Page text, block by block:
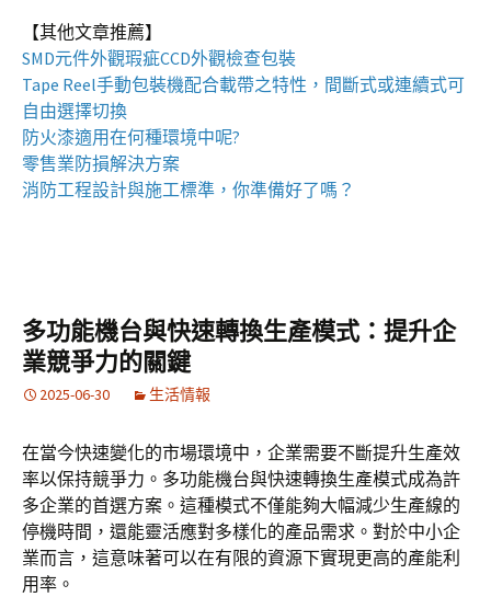
【其他文章推薦】
SMD元件外觀瑕疵CCD外觀檢查包裝
Tape Reel手動包裝機配合載帶之特性，間斷式或連續式可
自由選擇切換
防火漆適用在何種環境中呢?
零售業防損解決方案
消防工程設計與施工標準，你準備好了嗎？
多功能機台與快速轉換生產模式：提升企
業競爭力的關鍵
2025-06-30 生活情報
在當今快速變化的市場環境中，企業需要不斷提升生產效
率以保持競爭力。多功能機台與快速轉換生產模式成為許
多企業的首選方案。這種模式不僅能夠大幅減少生產線的
停機時間，還能靈活應對多樣化的產品需求。對於中小企
業而言，這意味著可以在有限的資源下實現更高的產能利
用率。